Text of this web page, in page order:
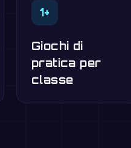
1+
Giochi di
pratica per
classe